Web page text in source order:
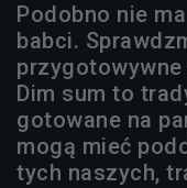
Podobno nie
babci.
przygotowywne
Dim sum to
gotowane na
mogą mieć
tych naszych,